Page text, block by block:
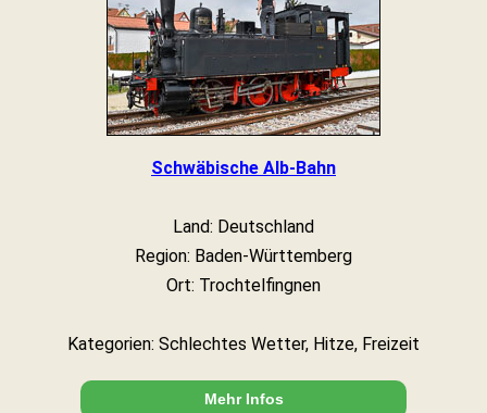
Schwäbische Alb-Bahn
Land: Deutschland
Region: Baden-Württemberg
Ort: Trochtelfingnen
Kategorien: Schlechtes Wetter, Hitze, Freizeit
Mehr Infos